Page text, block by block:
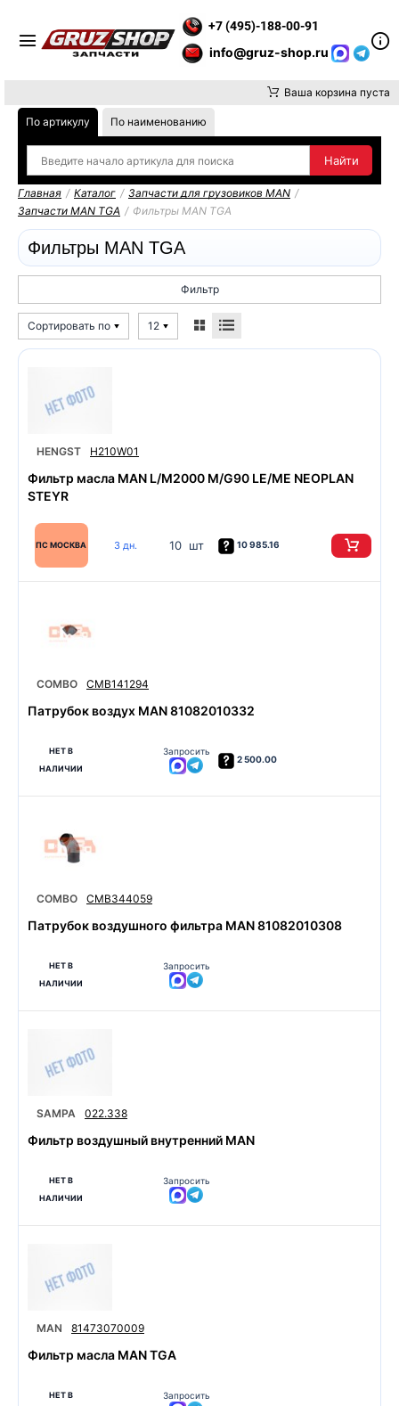
+7 (495)-188-00-91
info@gruz-shop.ru
Ваша корзина пуста
По артикулу По наименованию
Главная / Каталог / Запчасти для грузовиков MAN /
Запчасти MAN TGA / Фильтры MAN TGA
Фильтры MAN TGA
Фильтр
Сортировать по 12
HENGST H210W01
Фильтр масла MAN L/M2000 M/G90 LE/ME NEOPLAN
STEYR
ПС МОСКВА 3 дн. 10 шт 10 985.16
COMBO CMB141294
Патрубок воздух MAN 81082010332
НЕТ В
НАЛИЧИИ
Запросить
2 500.00
COMBO CMB344059
Патрубок воздушного фильтра MAN 81082010308
НЕТ В
НАЛИЧИИ
Запросить
SAMPA 022.338
Фильтр воздушный внутренний MAN
НЕТ В
НАЛИЧИИ
Запросить
MAN 81473070009
Фильтр масла MAN TGA
НЕТ В
Запросить